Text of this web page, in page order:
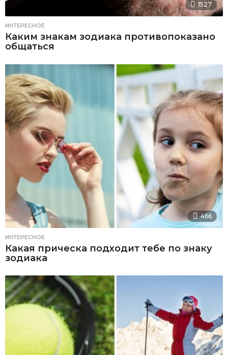
1527
ИНТЕРЕСНОЕ
Каким знакам зодиака противопоказано
общаться
466
ИНТЕРЕСНОЕ
Какая прическа подходит тебе по знаку
зодиака